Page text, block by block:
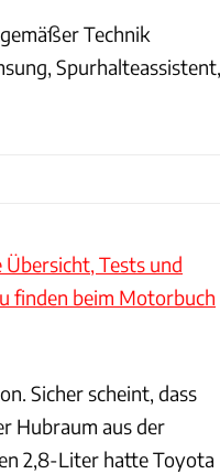
Technik
Spurhalteassistent,
Tests und
finden beim Motorbuch
Sicher scheint, dass
Hubraum aus der
2,8-Liter hatte Toyota